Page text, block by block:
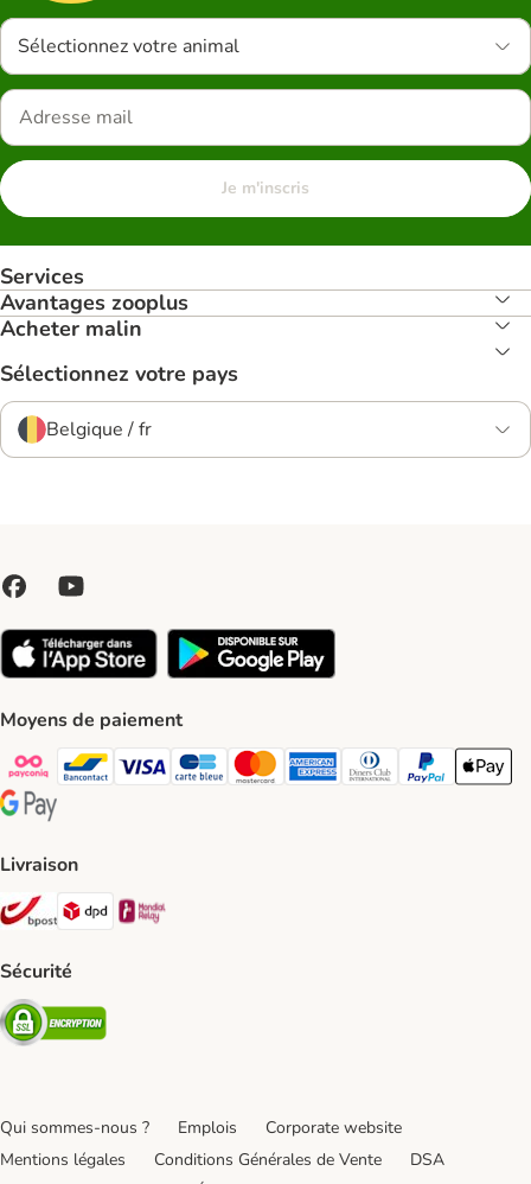
Sélectionnez votre animal
Je m'inscris
Services
Avantages zooplus
Acheter malin
Sélectionnez votre pays
Belgique / fr
Moyens de paiement
Payconiq Payment Method
bancontact Payment Method
Visa Payment Method
carte bleue Payment Method
Master card Payment Method
American express Payment
Diners club Payment
Paypal Payment
Apple
Google Pay Payment Method
Livraison
Bpost Shipping Method
DPD Shipping Method
Sécurité
Security
Qui sommes-nous ? Emplois
Corporate website
Mentions légales
Conditions Générales de Vente
DSA